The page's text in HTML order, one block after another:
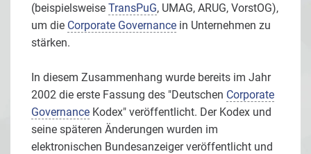
(beispielsweise TransPuG, UMAG, ARUG, VorstOG),
um die Corporate Governance in Unternehmen zu
stärken.
In diesem Zusammenhang wurde bereits im Jahr
2002 die erste Fassung des "Deutschen Corporate
Governance Kodex" veröffentlicht. Der Kodex und
seine späteren Änderungen wurden im
elektronischen Bundesanzeiger veröffentlicht und